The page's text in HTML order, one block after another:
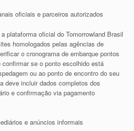
oficiais e parceiros autorizados
plataforma oficial do Tomorrowland Brasil
homologados pelas agências de
o cronograma de embarque pontos
se o ponto escolhido está
ou ao ponto de encontro do seu
deve incluir dados completos dos
e confirmação via pagamento
e anúncios informais